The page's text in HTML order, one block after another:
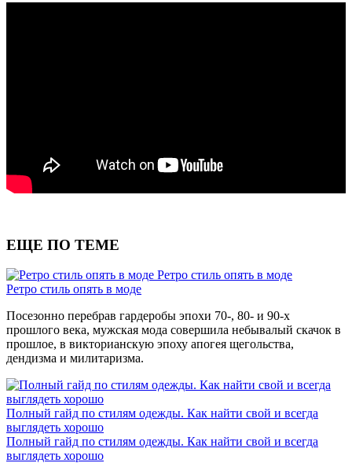
ЕЩЕ ПО ТЕМЕ
Ретро стиль опять в моде
Ретро стиль опять в моде
Посезонно перебрав гардеробы эпохи 70-, 80- и 90-х
прошлого века, мужская мода совершила небывалый скачок в
прошлое, в викторианскую эпоху апогея щегольства,
дендизма и милитаризма.
Полный гайд по стилям одежды. Как найти свой и всегда
выглядеть хорошо
Полный гайд по стилям одежды. Как найти свой и всегда
выглядеть хорошо